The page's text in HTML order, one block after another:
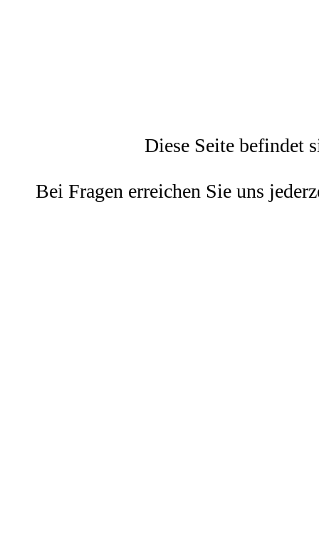
Diese Seite befindet
Bei Fragen erreichen Sie uns